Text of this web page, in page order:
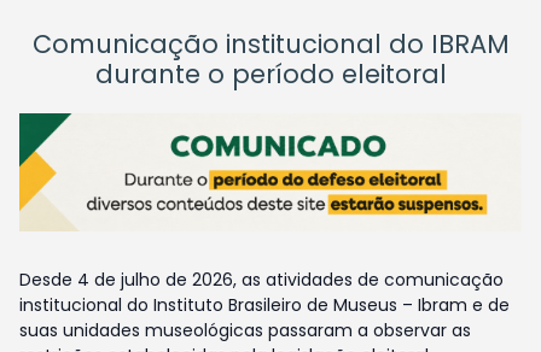
Comunicação institucional do IBRAM
durante o período eleitoral
Desde 4 de julho de 2026, as atividades de comunicação
institucional do Instituto Brasileiro de Museus – Ibram e de
suas unidades museológicas passaram a observar as